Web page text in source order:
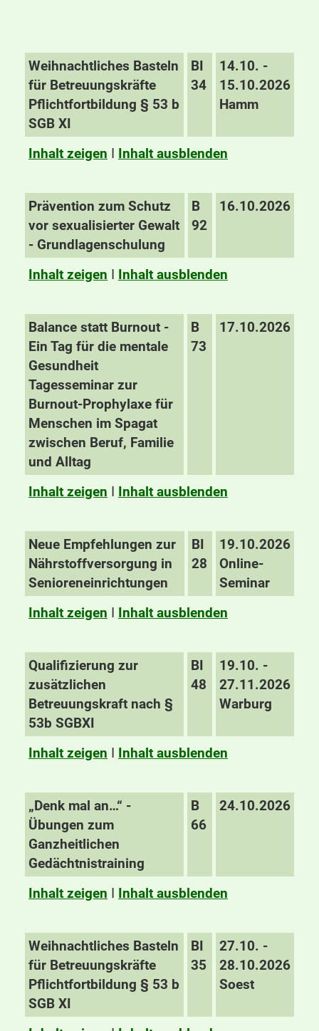
Weihnachtliches Basteln
für Betreuungskräfte
Pflichtfortbildung § 53 b
SGB XI
BI
34
14.10. -
15.10.2026
Hamm
Inhalt zeigen I Inhalt ausblenden
Prävention zum Schutz
vor sexualisierter Gewalt
- Grundlagenschulung
B
92
16.10.2026
Inhalt zeigen I Inhalt ausblenden
Balance statt Burnout -
Ein Tag für die mentale
Gesundheit
Tagesseminar zur
Burnout-Prophylaxe für
Menschen im Spagat
zwischen Beruf, Familie
und Alltag
B
73
17.10.2026
Inhalt zeigen I Inhalt ausblenden
Neue Empfehlungen zur
Nährstoffversorgung in
Senioreneinrichtungen
BI
28
19.10.2026
Online-
Seminar
Inhalt zeigen I Inhalt ausblenden
Qualifizierung zur
zusätzlichen
Betreuungskraft nach §
53b SGBXI
BI
48
19.10. -
27.11.2026
Warburg
Inhalt zeigen I Inhalt ausblenden
„Denk mal an…“ -
Übungen zum
Ganzheitlichen
Gedächtnistraining
B
66
24.10.2026
Inhalt zeigen I Inhalt ausblenden
Weihnachtliches Basteln
für Betreuungskräfte
Pflichtfortbildung § 53 b
SGB XI
BI
35
27.10. -
28.10.2026
Soest